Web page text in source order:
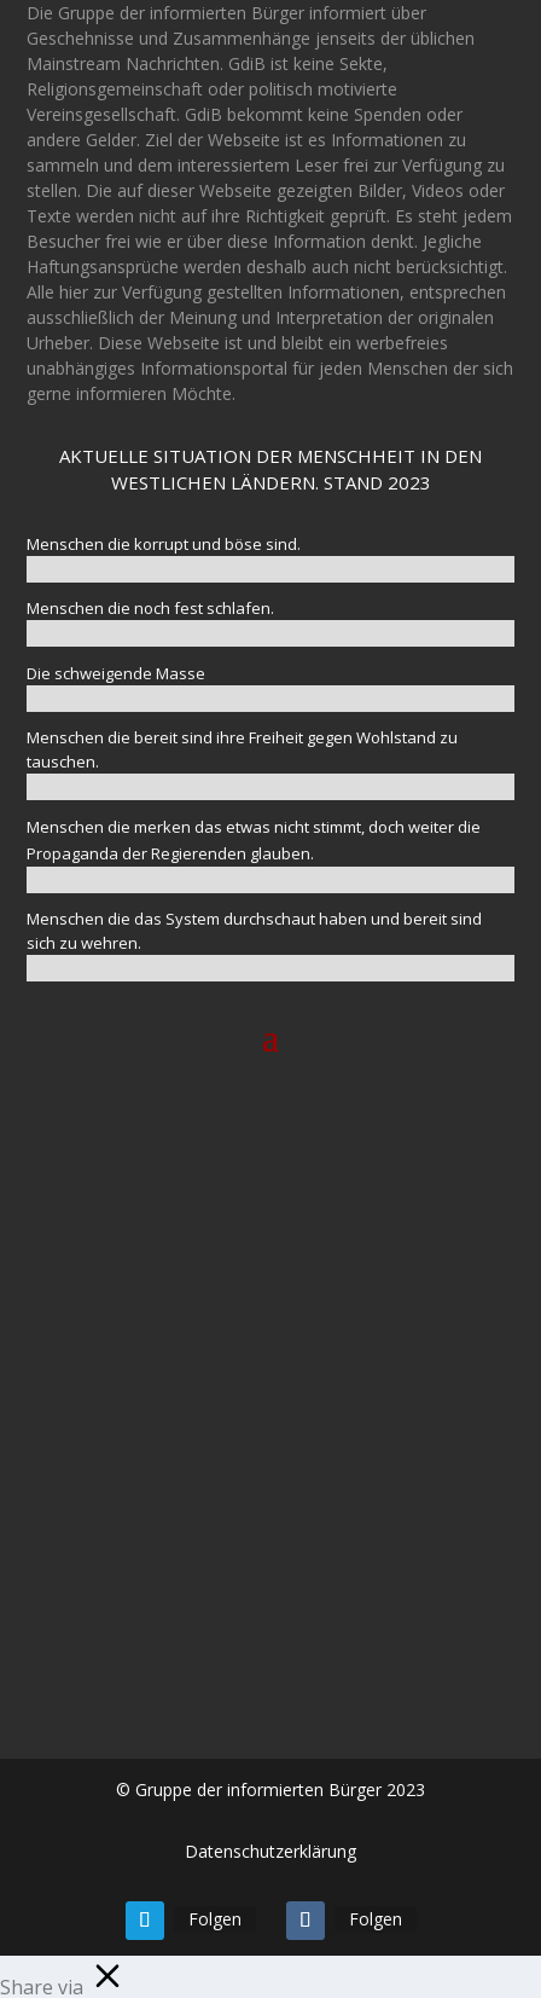
Die Gruppe der informierten Bürger informiert über
Geschehnisse und Zusammenhänge jenseits der üblichen
Mainstream Nachrichten. GdiB ist keine Sekte,
Religionsgemeinschaft oder politisch motivierte
Vereinsgesellschaft. GdiB bekommt keine Spenden oder
andere Gelder. Ziel der Webseite ist es Informationen zu
sammeln und dem interessiertem Leser frei zur Verfügung zu
stellen. Die auf dieser Webseite gezeigten Bilder, Videos oder
Texte werden nicht auf ihre Richtigkeit geprüft. Es steht jedem
Besucher frei wie er über diese Information denkt. Jegliche
Haftungsansprüche werden deshalb auch nicht berücksichtigt.
Alle hier zur Verfügung gestellten Informationen, entsprechen
ausschließlich der Meinung und Interpretation der originalen
Urheber. Diese Webseite ist und bleibt ein werbefreies
unabhängiges Informationsportal für jeden Menschen der sich
gerne informieren Möchte.
AKTUELLE SITUATION DER MENSCHHEIT IN DEN
WESTLICHEN LÄNDERN. STAND 2023
Menschen die korrupt und böse sind.
Menschen die noch fest schlafen.
Die schweigende Masse
Menschen die bereit sind ihre Freiheit gegen Wohlstand zu
tauschen.
Menschen die merken das etwas nicht stimmt, doch weiter die
Propaganda der Regierenden glauben.
Menschen die das System durchschaut haben und bereit sind
sich zu wehren.
© Gruppe der informierten Bürger 2023
Datenschutzerklärung
Folgen Folgen
Share via